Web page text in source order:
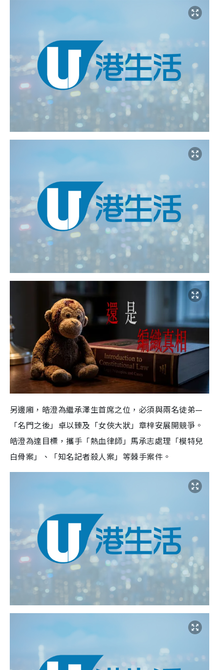
另邊廂，皓澄為繼承澤生首席之位，必須與兩名徒弟—
「名門之後」卓以臻及「女俠大狀」章梓安展開競爭。
皓澄為達目標，攜手「熱血律師」馬承志處理「模特兒
白骨案」、「知名記者殺人案」等棘手案件。